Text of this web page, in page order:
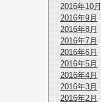
2016年10月
2016年9月
2016年8月
2016年7月
2016年6月
2016年5月
2016年4月
2016年3月
2016年2月